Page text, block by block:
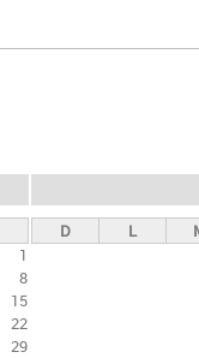
1
8
15
22
29
D L